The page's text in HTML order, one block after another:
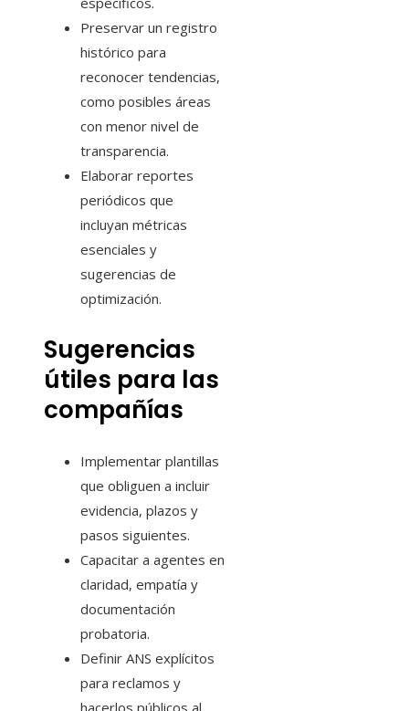
Preservar un registro
histórico para
reconocer tendencias,
como posibles áreas
con menor nivel de
transparencia.
Elaborar reportes
periódicos que
incluyan métricas
esenciales y
sugerencias de
optimización.
Sugerencias
útiles para las
compañías
Implementar plantillas
que obliguen a incluir
evidencia, plazos y
pasos siguientes.
Capacitar a agentes en
claridad, empatía y
documentación
probatoria.
Definir ANS explícitos
para reclamos y